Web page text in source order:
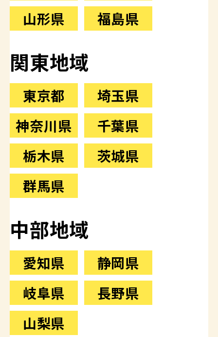
山形県 福島県
関東地域
東京都
埼玉県
神奈川県
千葉県
栃木県
茨城県
群馬県
中部地域
愛知県
静岡県
岐阜県
長野県
山梨県